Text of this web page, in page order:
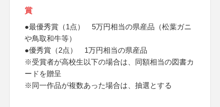
賞
●最優秀賞（1点） 5万円相当の県産品（松葉ガニ
や鳥取和牛等）
●優秀賞（2点） 1万円相当の県産品
※受賞者が高校生以下の場合は、同額相当の図書カ
ードを贈呈
※同一作品が複数あった場合は、抽選とする